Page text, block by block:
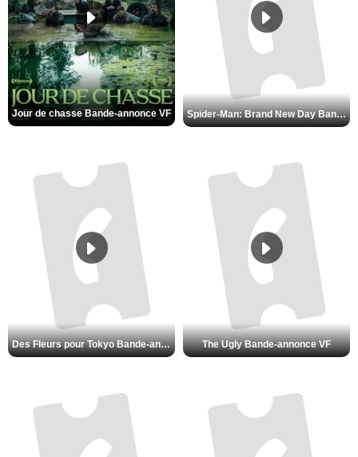
Jour de chasse Bande-annonce VF Spider-Man: Brand New Day Bande-annonce (3) VO STFR
Des Fleurs pour Tokyo Bande-annonce VO STFR The Ugly Bande-annonce VF